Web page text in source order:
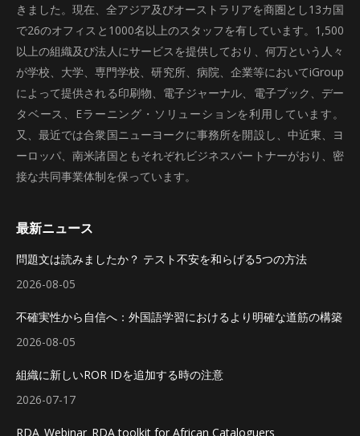
きました。現在、全アジア及びオーストラリアを商圏とし13カ国
で26のオフィスと1000名以上のスタッフを有しています。1,500
以上の組織及び法人にサービスを提供しており、何万という人々
が学校、大学、専門学校、研究所、病院、企業等においてiGroup
によって提供される印刷物、電子ジャーナル、電子ブック、デー
タベース、Eラーニング・ソリューションを利用しています。
又、最近では合衆国ニューヨークに事務所を開設し、中近東、ヨ
ーロッパ、南米諸国ともそれぞれビジネスパートナーがおり、密
接な共同事業体制を保っています。
最新ニュース
問題文は読みましたか？ テスト不安を和らげる5つの方法
2026-08-05
不確実性から自信へ：外国語学習におけるより明確な道筋の構築
2026-08-05
組織に新しいROR IDを追加する時の注意
2026-07-17
RDA_Webinar_RDA toolkit for African Cataloguers